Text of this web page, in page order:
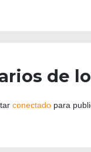
de
conectadopara